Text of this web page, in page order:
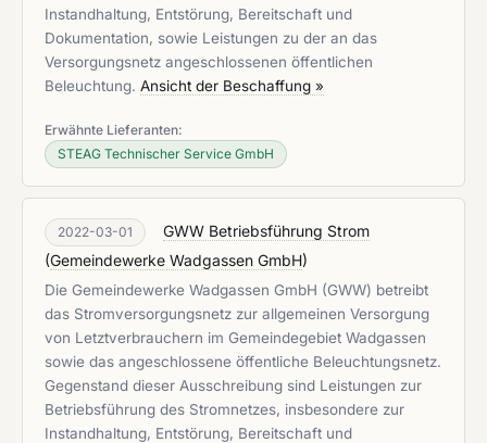
Instandhaltung, Entstörung, Bereitschaft und
Dokumentation, sowie Leistungen zu der an das
Versorgungsnetz angeschlossenen öffentlichen
Beleuchtung. Ansicht der Beschaffung »
Erwähnte Lieferanten:
STEAG Technischer Service GmbH
2022-03-01
GWW Betriebsführung Strom
(Gemeindewerke Wadgassen GmbH)
Die Gemeindewerke Wadgassen GmbH (GWW) betreibt
das Stromversorgungsnetz zur allgemeinen Versorgung
von Letztverbrauchern im Gemeindegebiet Wadgassen
sowie das angeschlossene öffentliche Beleuchtungsnetz.
Gegenstand dieser Ausschreibung sind Leistungen zur
Betriebsführung des Stromnetzes, insbesondere zur
Instandhaltung, Entstörung, Bereitschaft und